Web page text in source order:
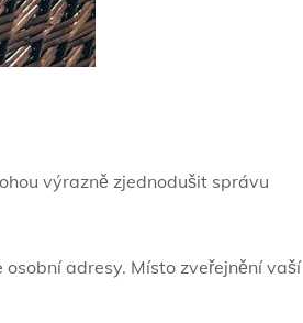
výrazně zjednodušit správu
adresy. Místo zveřejnění vaší